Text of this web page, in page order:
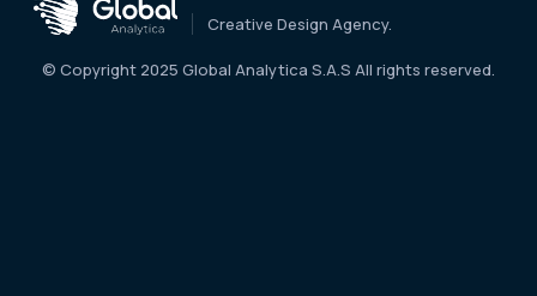
Creative Design Agency.
© Copyright 2025 Global Analytica S.A.S All rights reserved.